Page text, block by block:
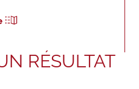
RÉSULTAT